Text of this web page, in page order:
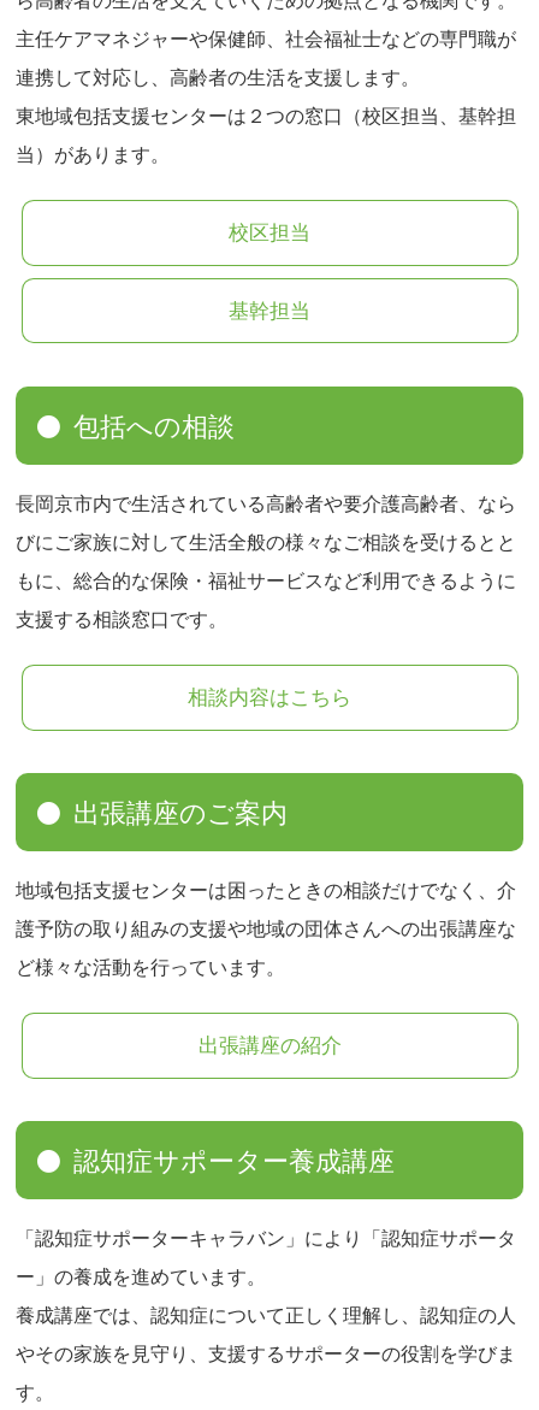
主任ケアマネジャーや保健師、社会福祉士などの専門職が
連携して対応し、高齢者の生活を支援します。
東地域包括支援センターは２つの窓口（校区担当、基幹担
当）があります。
校区担当
基幹担当
包括への相談
長岡京市内で生活されている高齢者や要介護高齢者、なら
びにご家族に対して生活全般の様々なご相談を受けるとと
もに、総合的な保険・福祉サービスなど利用できるように
支援する相談窓口です。
相談内容はこちら
出張講座のご案内
地域包括支援センターは困ったときの相談だけでなく、介
護予防の取り組みの支援や地域の団体さんへの出張講座な
ど様々な活動を行っています。
出張講座の紹介
認知症サポーター養成講座
「認知症サポーターキャラバン」により「認知症サポータ
ー」の養成を進めています。
養成講座では、認知症について正しく理解し、認知症の人
やその家族を見守り、支援するサポーターの役割を学びま
す。